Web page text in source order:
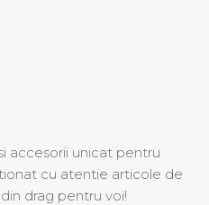
accesorii unicat pentru
cu atentie articole de
drag pentru voi!